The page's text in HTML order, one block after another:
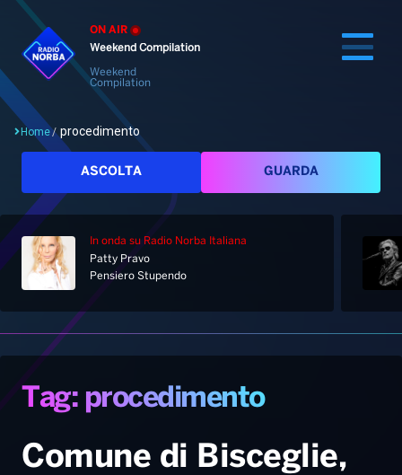
ON AIR
Weekend Compilation
Weekend
Compilation
Home
Palinsesto
Hit Dance
Giochi&Concorsi
PALATOUR
Notizie
Locali
Musica e Spettacolo
Playlist
Generale
Notiziario
Gallery
Radio Norba News TV
Home/ procedimento
ASCOLTA GUARDA
In onda su Radio Norba Italiana
Patty Pravo
Pensiero Stupendo
Tag: procedimento
Comune di Bisceglie,